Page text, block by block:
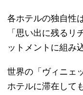
各ホテルの独自性
「思い出に残るリ
ットメントに組み
世界の「ヴィニェ
ホテルに滞在して